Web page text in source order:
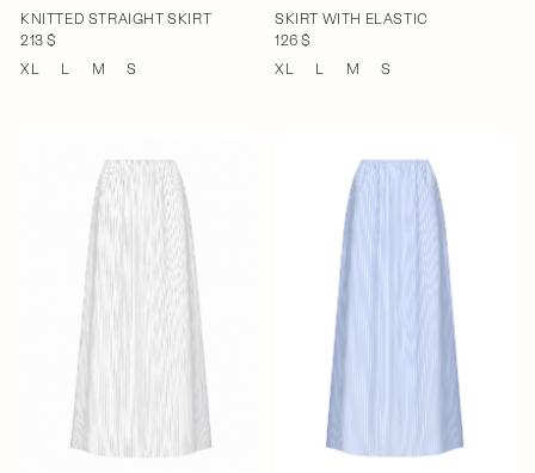
KNITTED STRAIGHT SKIRT
213 $
XL
L M S
SKIRT WITH ELASTIC
126 $
XL
L M S